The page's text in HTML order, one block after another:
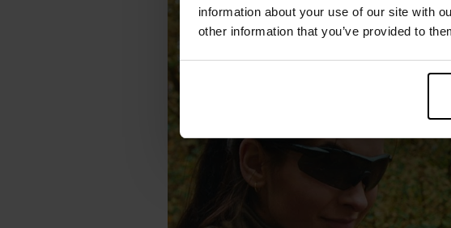
information about your use of our site with
other information that you’ve provided to